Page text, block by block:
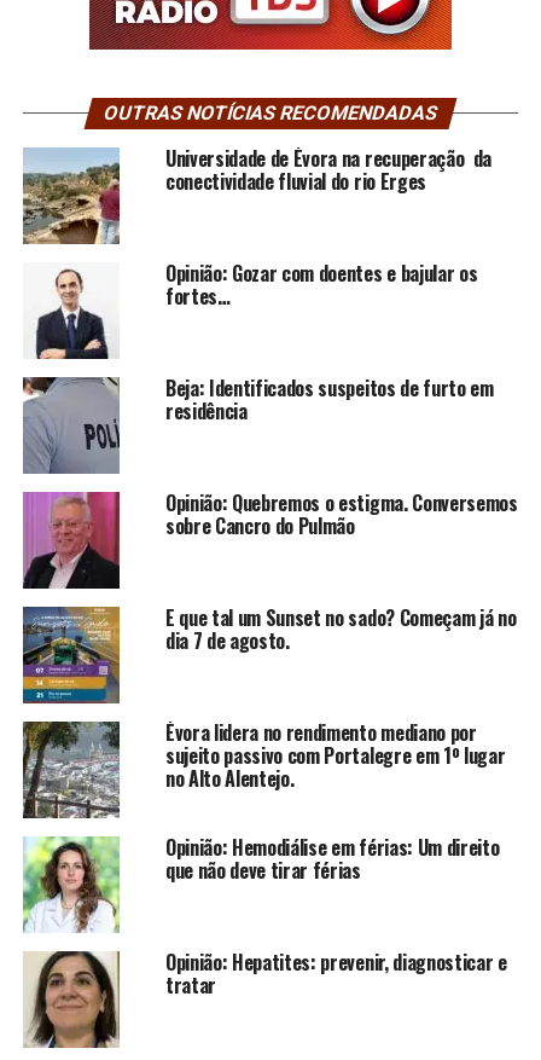
OUTRAS NOTÍCIAS RECOMENDADAS
Universidade de Évora na recuperação da
conectividade fluvial do rio Erges
Opinião: Gozar com doentes e bajular os
fortes…
Beja: Identificados suspeitos de furto em
residência
Opinião: Quebremos o estigma. Conversemos
sobre Cancro do Pulmão
E que tal um Sunset no sado? Começam já no
dia 7 de agosto.
Évora lidera no rendimento mediano por
sujeito passivo com Portalegre em 1º lugar
no Alto Alentejo.
Opinião: Hemodiálise em férias: Um direito
que não deve tirar férias
Opinião: Hepatites: prevenir, diagnosticar e
tratar